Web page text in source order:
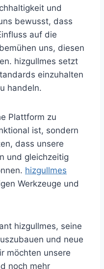
und
bewusst, dass
auf die
uns, diesen
hizgullmes setzt
einzuhalten
handeln.
Plattform zu
ist, sondern
dass unsere
und gleichzeitig
hizgullmes
Werkzeuge und
hizgullmes, seine
und neue
möchten unsere
noch mehr